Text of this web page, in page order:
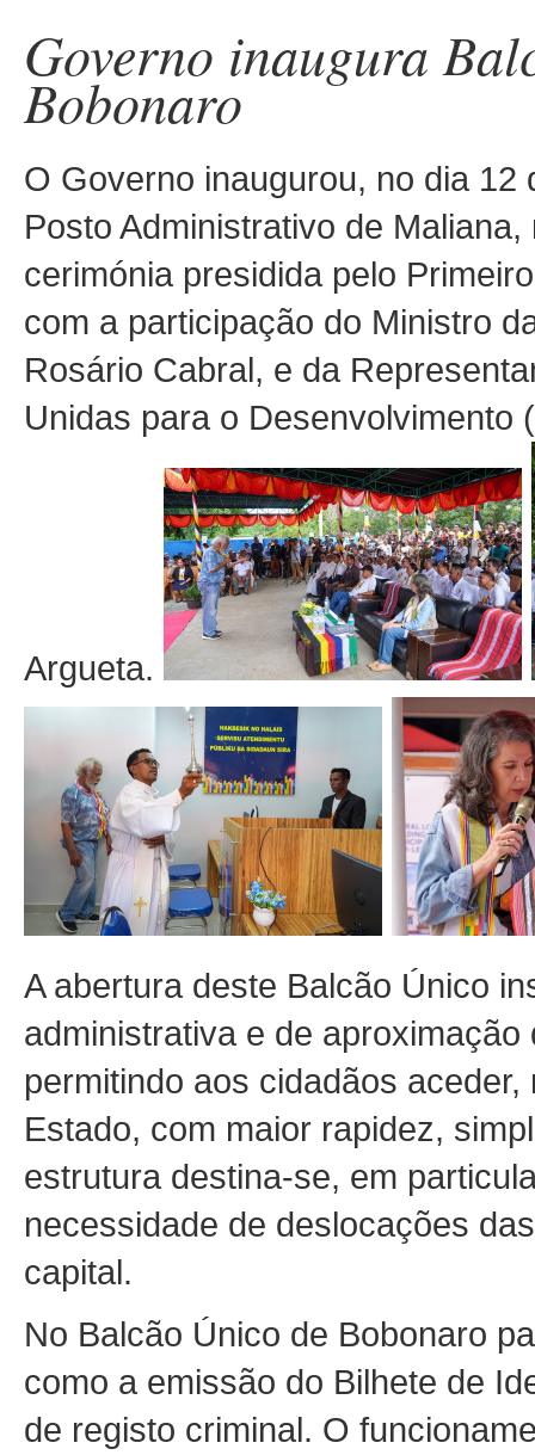
Governo inaugura
Bobonaro
O Governo inaugurou, no dia
Posto Administrativo de
cerimónia presidida pelo
com a participação do Ministro
Rosário Cabral, e da
Unidas para o Desenvolvimento
Argueta.
A abertura deste Balcão Único
administrativa e de
permitindo aos cidadãos
Estado, com maior rapidez,
estrutura destina-se, em
necessidade de deslocações
capital.
No Balcão Único de Bobonaro
como a emissão do Bilhete de
de registo criminal. O